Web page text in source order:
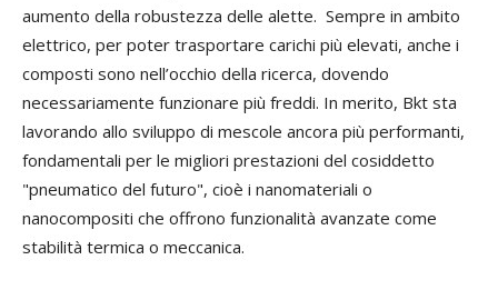
aumento della robustezza delle alette. Sempre in ambito
elettrico, per poter trasportare carichi più elevati, anche i
composti sono nell’occhio della ricerca, dovendo
necessariamente funzionare più freddi. In merito, Bkt sta
lavorando allo sviluppo di mescole ancora più performanti,
fondamentali per le migliori prestazioni del cosiddetto
"pneumatico del futuro", cioè i nanomateriali o
nanocompositi che offrono funzionalità avanzate come
stabilità termica o meccanica.